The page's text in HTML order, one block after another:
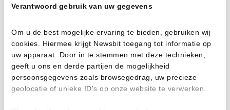
Verantwoord gebruik van uw gegevens
Om u de best mogelijke ervaring te bieden, gebruiken wij
cookies. Hiermee krijgt Newsbit toegang tot informatie op
uw apparaat. Door in te stemmen met deze technieken,
geeft u ons en derde partijen de mogelijkheid
persoonsgegevens zoals browsegedrag, uw precieze
geolocatie of unieke ID's op onze website te verwerken.
Cada